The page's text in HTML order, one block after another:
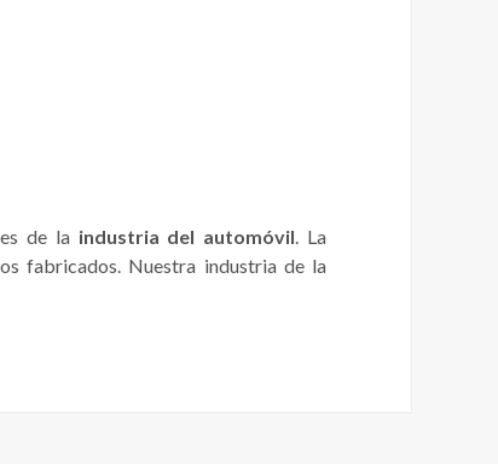
de la industria del automóvil. La
fabricados. Nuestra industria de la